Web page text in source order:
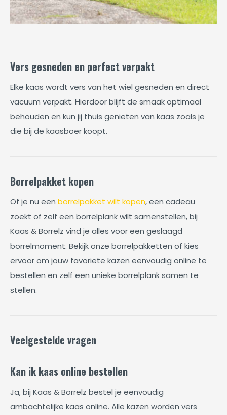
Vers gesneden en perfect verpakt
Elke kaas wordt vers van het wiel gesneden en direct
vacuüm verpakt. Hierdoor blijft de smaak optimaal
behouden en kun jij thuis genieten van kaas zoals je
die bij de kaasboer koopt.
Borrelpakket kopen
Of je nu een borrelpakket wilt kopen, een cadeau
zoekt of zelf een borrelplank wilt samenstellen, bij
Kaas & Borrelz vind je alles voor een geslaagd
borrelmoment. Bekijk onze borrelpakketten of kies
ervoor om jouw favoriete kazen eenvoudig online te
bestellen en zelf een unieke borrelplank samen te
stellen.
Veelgestelde vragen
Kan ik kaas online bestellen
Ja, bij Kaas & Borrelz bestel je eenvoudig
ambachtelijke kaas online. Alle kazen worden vers